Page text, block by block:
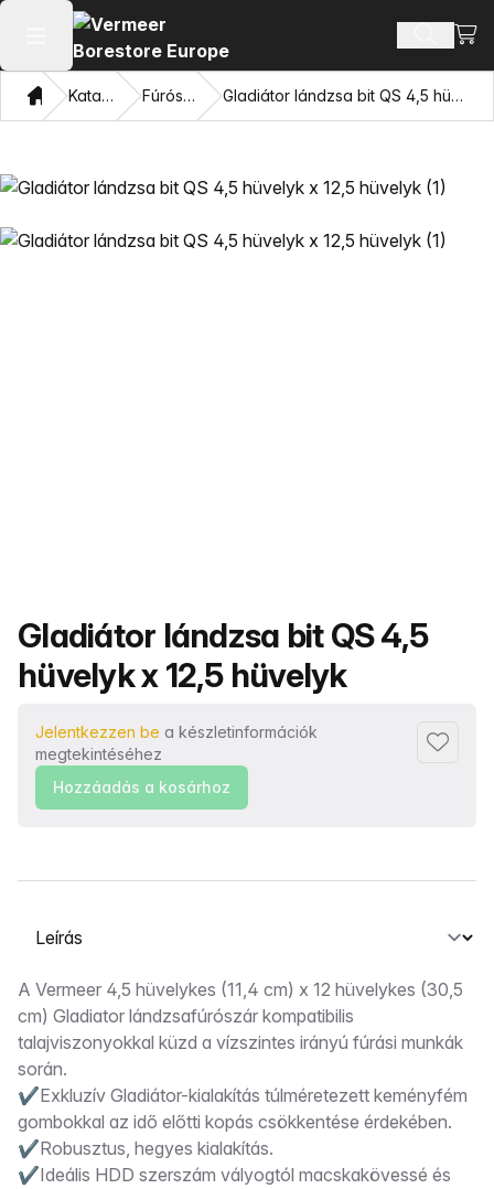
Főmenü megnyitása
Otthon Katalógus Fúrószárak Gladiátor lándzsa bit QS 4,5 hüvelyk x 12,5 hüvelyk
Termék neve
Gladiátor lándzsa bit QS 4,5
hüvelyk x 12,5 hüvelyk
Jelentkezzen be a készletinformációk
megtekintéséhez
Hozzáadás a kosárhoz
Válasszon ki egy lapot
Leírás
A Vermeer 4,5 hüvelykes (11,4 cm) x 12 hüvelykes (30,5
cm) Gladiator lándzsafúrószár kompatibilis
talajviszonyokkal küzd a vízszintes irányú fúrási munkák
során.
✔Exkluzív Gladiátor-kialakítás túlméretezett keményfém
gombokkal az idő előtti kopás csökkentése érdekében.
✔Robusztus, hegyes kialakítás.
✔Ideális HDD szerszám vályogtól macskakövessé és